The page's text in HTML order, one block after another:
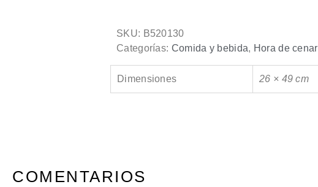
SKU: B520130
Categorías: Comida y bebida, Hora de cenar
Dimensiones 26 × 49 cm
COMENTARIOS